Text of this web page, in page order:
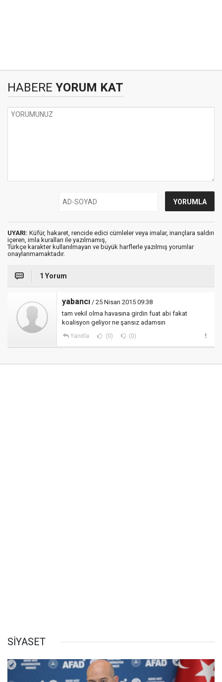
HABERE YORUM KAT
UYARI: Küfür, hakaret, rencide edici cümleler veya imalar, inançlara saldırı
içeren, imla kuralları ile yazılmamış,
Türkçe karakter kullanılmayan ve büyük harflerle yazılmış yorumlar
onaylanmamaktadır.
1 Yorum
yabancı / 25 Nisan 2015 09:38
tam vekil olma havasına girdin fuat abi fakat
koalisyon geliyor ne şansız adamsın
Yanıtla (0) (0)
SİYASET